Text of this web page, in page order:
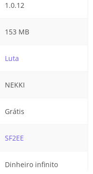
1.0.12
153 MB
Luta
NEKKI
Grátis
SF2EE
Dinheiro infinito